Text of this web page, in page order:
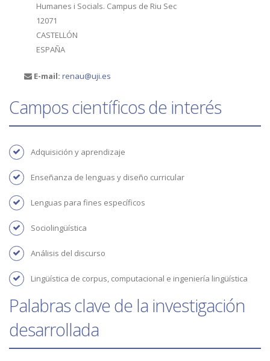
Humanes i Socials. Campus de Riu Sec
12071
CASTELLÓN
ESPAÑA
E-mail: renau@uji.es
Campos científicos de interés
Adquisición y aprendizaje
Enseñanza de lenguas y diseño curricular
Lenguas para fines específicos
Sociolingüística
Análisis del discurso
Lingüística de corpus, computacional e ingeniería lingüística
Palabras clave de la investigación
desarrollada